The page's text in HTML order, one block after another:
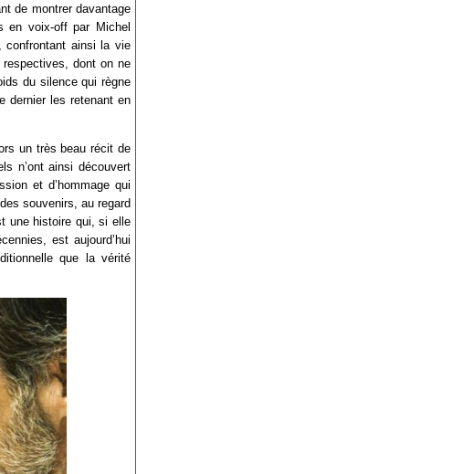
de montrer davantage
en voix-off par Michel
confrontant ainsi la vie
dont on ne
du silence qui règne
dernier les retenant en
un très beau récit de
n’ont ainsi découvert
et d’hommage qui
souvenirs, au regard
une histoire qui, si elle
est aujourd’hui
que la vérité